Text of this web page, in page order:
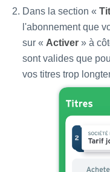
Dans la section «
l'abonnement que
sur « Activer » à
sont valides que
vos titres trop